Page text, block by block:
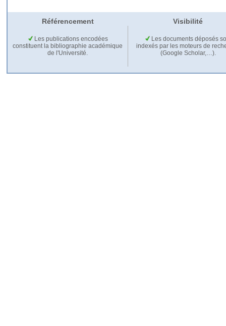
Référencement Visibilité
Les publications encodées
constituent la bibliographie académique
de l'Université.
Les documents déposés
indexés par les moteurs de
(Google Scholar,…).